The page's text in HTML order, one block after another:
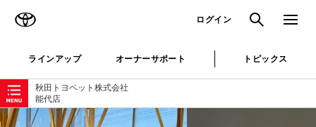
ログイン 検索 メニュ
ラインアップ オーナーサポート トピックス
秋田トヨペット株式会社
能代店
ローカルナビゲーション